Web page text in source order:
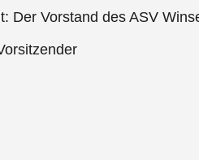
Der Vorstand des ASV